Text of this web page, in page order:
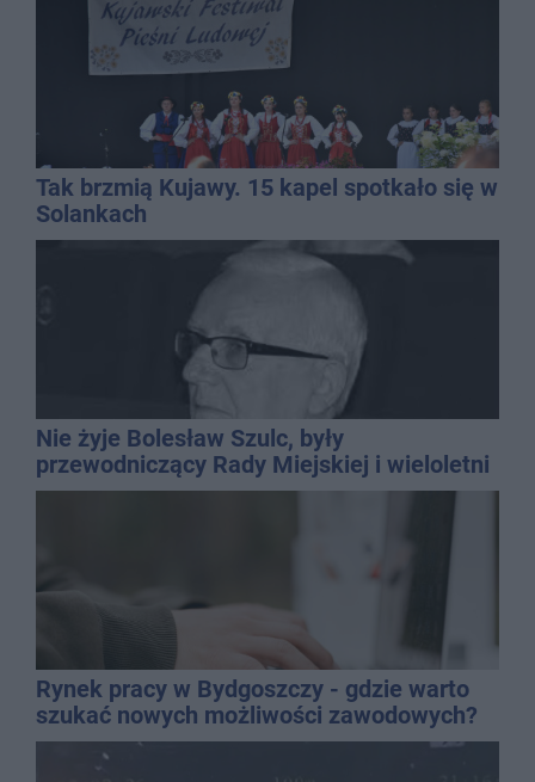
Tak brzmią Kujawy. 15 kapel spotkało się w
Solankach
Nie żyje Bolesław Szulc, były
przewodniczący Rady Miejskiej i wieloletni
dyrektor SP 14
Rynek pracy w Bydgoszczy - gdzie warto
szukać nowych możliwości zawodowych?